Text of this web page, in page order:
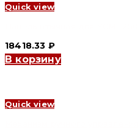
Quick view
18418.33 ₽
В корзину
Quick view